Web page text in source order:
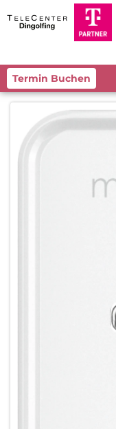
Termin Buchen